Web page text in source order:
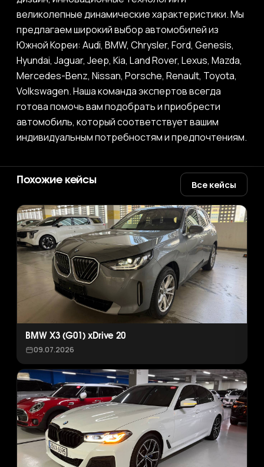
великолепные динамические характеристики. Мы
предлагаем широкий выбор автомобилей из
Южной Кореи: Audi, BMW, Chrysler, Ford, Genesis,
Hyundai, Jaguar, Jeep, Kia, Land Rover, Lexus, Mazda,
Mercedes-Benz, Nissan, Porsche, Renault, Toyota,
Volkswagen. Наша команда экспертов всегда
готова помочь вам подобрать и приобрести
автомобиль, который соответствует вашим
индивидуальным потребностям и предпочтениям.
Похожие кейсы Все кейсы
BMW X3 (G01) xDrive 20
09.07.2026